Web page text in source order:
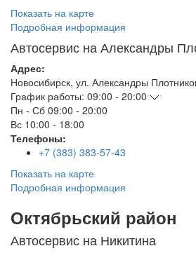
Показать на карте
Подробная информация
Автосервис на Александры
Адрес:
Новосибирск, ул. Александры
График работы: 09:00 - 20:00
Пн - Сб 09:00 - 20:00
Вс 10:00 - 18:00
Телефоны:
+7 (383) 383-57-43
Показать на карте
Подробная информация
Октябрьский район
Автосервис на Никитина